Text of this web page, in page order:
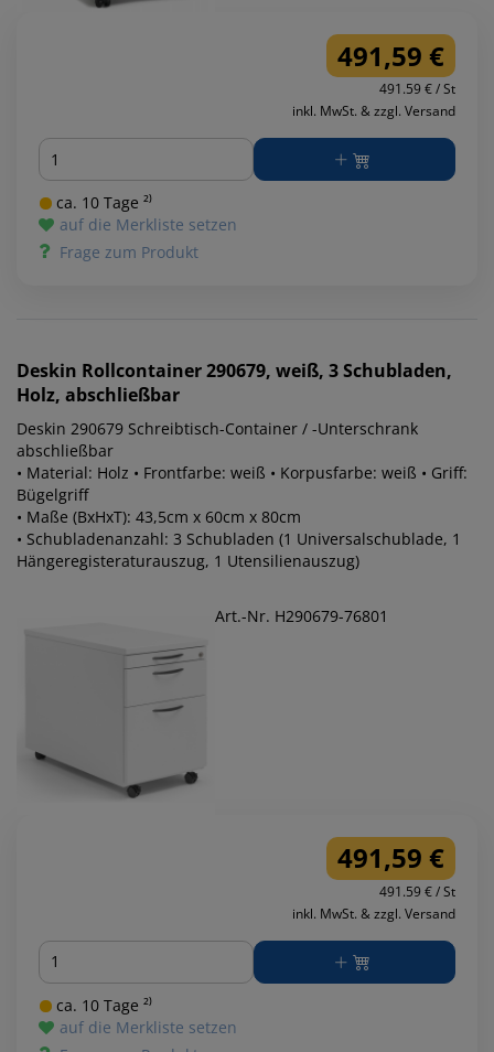
491,59 €
491.59 € / St
inkl. MwSt. & zzgl. Versand
Menge
ca. 10 Tage ²⁾
auf die Merkliste setzen
Frage zum Produkt
Deskin Rollcontainer 290679, weiß, 3 Schubladen,
Holz, abschließbar
Deskin 290679 Schreibtisch-Container / -Unterschrank
abschließbar
• Material: Holz • Frontfarbe: weiß • Korpusfarbe: weiß • Griff:
Bügelgriff
• Maße (BxHxT): 43,5cm x 60cm x 80cm
• Schubladenanzahl: 3 Schubladen (1 Universalschublade, 1
Hängeregisteraturauszug, 1 Utensilienauszug)
Art.-Nr. H290679-76801
491,59 €
491.59 € / St
inkl. MwSt. & zzgl. Versand
Menge
ca. 10 Tage ²⁾
auf die Merkliste setzen